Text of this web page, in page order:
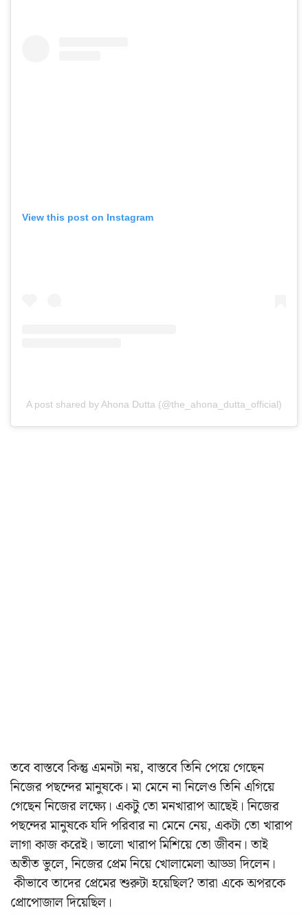
View this post on Instagram
A post shared by Ahona Dutta (@the_ahona_dutta_official)
তবে বাস্তবে কিন্তু এমনটা নয়, বাস্তবে তিনি পেয়ে গেছেন
নিজের পছন্দের মানুষকে। মা মেনে না নিলেও তিনি এগিয়ে
গেছেন নিজের লক্ষ্যে। একটু তো মনখারাপ আছেই। নিজের
পছন্দের মানুষকে যদি পরিবার না মেনে নেয়, একটা তো খারাপ
লাগা কাজ করেই। ভালো খারাপ মিশিয়ে তো জীবন। তাই
অতীত ভুলে, নিজের প্রেম নিয়ে খোলামেলা আড্ডা দিলেন।
কীভাবে তাদের প্রেমের শুরুটা হয়েছিল? তারা একে অপরকে
প্রোপোজাল দিয়েছিল।